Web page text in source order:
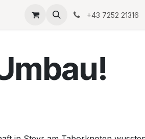
JOBS Umbau+43 7252 21316